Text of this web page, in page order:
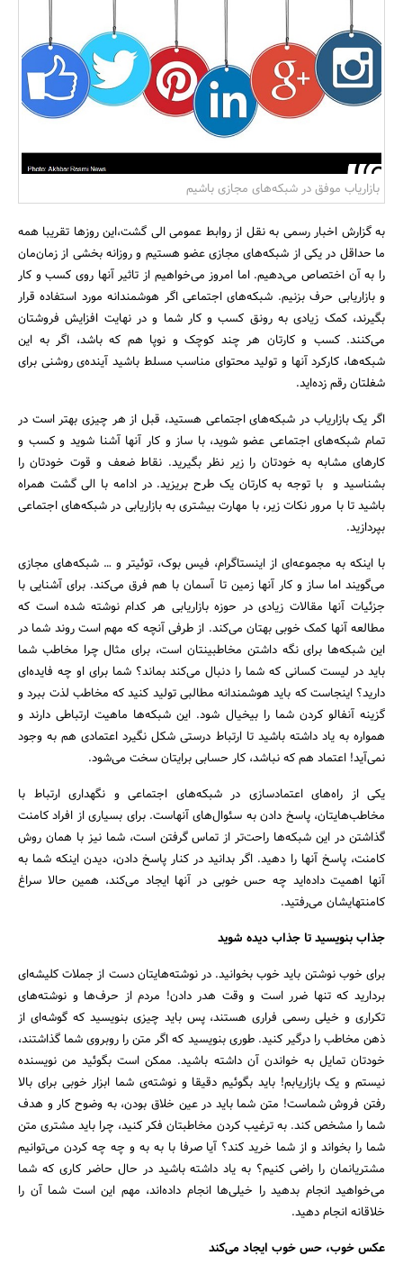
بانک، بیمه و سرمایه
مسکن و ساختمان
جستجو
بازاریاب موفق در شبکه‌های مجازی باشیم
به گزارش اخبار رسمی به نقل از روابط عمومی الی گشت،این روزها تقریبا همه‌
ما حداقل در یکی از شبکه‌های مجازی عضو هستیم و روزانه بخشی از زمان‌مان
را به آن اختصاص می‌دهیم. اما امروز می‌خواهیم از تاثیر آنها روی کسب و کار
و بازاریابی حرف بزنیم. شبکه‌های اجتماعی اگر هوشمندانه مورد استفاده قرار
بگیرند، کمک زیادی به رونق کسب و کار شما و در نهایت افزایش فروشتان
می‌کنند. کسب و کارتان هر چند کوچک و نوپا هم که باشد، اگر به این
شبکه‌ها، کارکرد آنها و تولید محتوای مناسب مسلط باشید آینده‌ی روشنی برای
شغلتان رقم زده‌اید.
اگر یک بازاریاب در شبکه‌های اجتماعی هستید، قبل از هر چیزی بهتر است در
تمام شبکه‌های اجتماعی عضو شوید، با ساز و کار آنها آشنا شوید و کسب و
کارهای مشابه به خودتان را زیر نظر بگیرید. نقاط ضعف و قوت خودتان را
بشناسید و با توجه به کارتان یک طرح بریزید. در ادامه با الی گشت همراه
باشید تا با مرور نکات زیر، با مهارت بیشتری به بازاریابی در شبکه‌های اجتماعی
بپردازید.
با اینکه به مجموعه‌ای از اینستاگرام، فیس بوک، توئیتر و … شبکه‌های مجازی
می‌گویند اما ساز و کار آنها زمین تا آسمان با هم فرق می‌کند. برای آشنایی با
جزئیات آنها مقالات زیادی در حوزه بازاریابی هر کدام نوشته شده است که
مطالعه آنها کمک خوبی بهتان می‌کند. از طرفی آنچه که مهم است روند شما در
این شبکه‌ها برای نگه داشتن مخاطبینتان است، برای مثال چرا مخاطب شما
باید در لیست کسانی که شما را دنبال می‌کند بماند؟ شما برای او چه فایده‌ای
دارید؟ اینجاست که باید هوشمندانه مطالبی تولید کنید که مخاطب لذت ببرد و
گزینه آنفالو کردن شما را بیخیال شود. این شبکه‌ها ماهیت ارتباطی دارند و
همواره به یاد داشته باشید تا ارتباط درستی شکل نگیرد اعتمادی هم به وجود
نمی‌آید! اعتماد هم که نباشد، کار حسابی برایتان سخت می‌شود.
یکی از راه‌های اعتمادسازی در شبکه‌های اجتماعی و نگهداری ارتباط با
مخاطب‌هایتان، پاسخ دادن به سئوال‌های آنهاست. برای بسیاری از افراد کامنت
گذاشتن در این شبکه‌ها راحت‌تر از تماس گرفتن است، شما نیز با همان روش
کامنت، پاسخ آنها را دهید. اگر بدانید در کنار پاسخ دادن، دیدن اینکه شما به
آنها اهمیت داده‌اید چه حس خوبی در آنها ایجاد می‌کند، همین حالا سراغ
کامنتهایشان می‌رفتید.
جذاب بنویسید تا جذاب دیده شوید
برای خوب نوشتن باید خوب بخوانید. در نوشته‌هایتان دست از جملات کلیشه‌ای
بردارید که تنها ضرر است و وقت هدر دادن! مردم از حرف‌ها و نوشته‌های
تکراری و خیلی رسمی فراری هستند، پس باید چیزی بنویسید که گوشه‌ای از
ذهن مخاطب را درگیر کنید. طوری بنویسید که اگر متن را روبروی شما گذاشتند،
خودتان تمایل به خواندن آن داشته باشید. ممکن است بگوئید من نویسنده
نیستم و یک بازاریابم! باید بگوئیم دقیقا و نوشته‌ی شما ابزار خوبی برای بالا
رفتن فروش شماست! متن شما باید در عین خلاق بودن، به وضوح کار و هدف
شما را مشخص کند. به ترغیب کردن مخاطبتان فکر کنید، چرا باید مشتری متن
شما را بخواند و از شما خرید کند؟ آیا صرفا با به به و چه چه کردن می‌توانیم
مشتریانمان را راضی کنیم؟ به یاد داشته باشید در حال حاضر کاری که شما
می‌خواهید انجام بدهید را خیلی‌ها انجام داده‌اند، مهم این است شما آن را
خلاقانه انجام دهید.
عکس خوب، حس خوب ایجاد می‌کند